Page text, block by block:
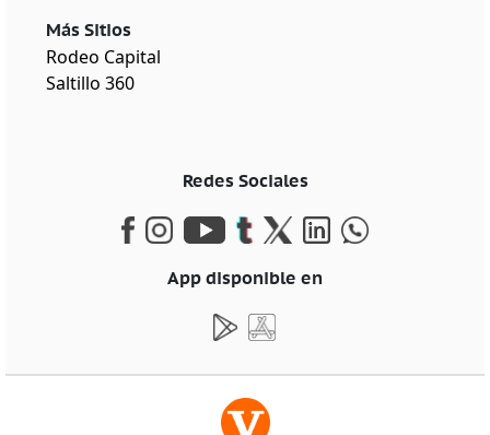
Más Sitios
Rodeo Capital
Saltillo 360
Redes Sociales
App disponible en